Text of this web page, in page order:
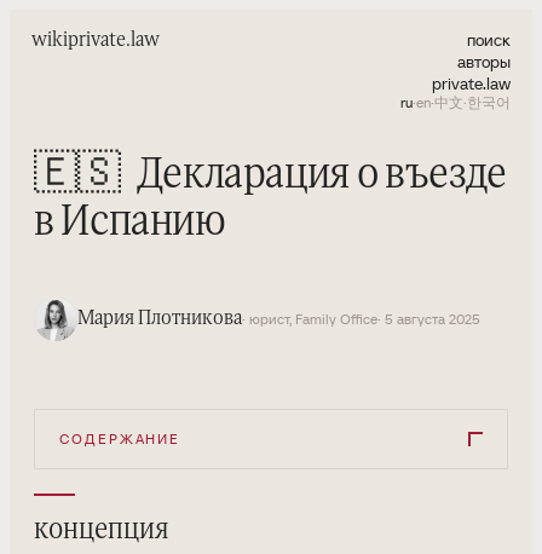
wikiprivate.law
поиск
авторы
private.law
ru·en·中文·한국어
🇪🇸 Декларация о въезде
в Испанию
Мария Плотникова· юрист, Family Office· 5 августа 2025
СОДЕРЖАНИЕ
концепция